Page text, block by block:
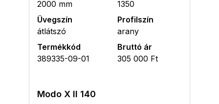
2000 mm
1350
Üvegszín
átlátszó
Profilszín
arany
Termékkód
389335-09-01
Bruttó ár
305 000 Ft
Modo X II 140